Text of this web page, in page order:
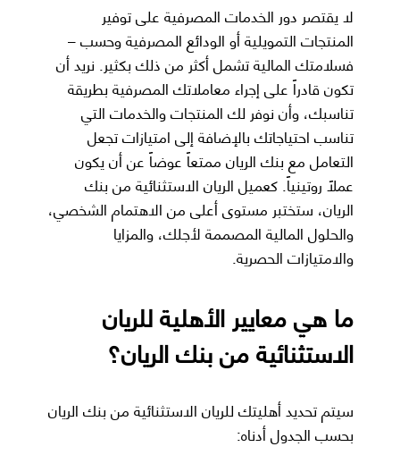
لا يقتصر دور الخدمات المصرفية على توفير
المنتجات التمويلية أو الودائع المصرفية وحسب –
فسلامتك المالية تشمل أكثر من ذلك بكثير. نريد أن
تكون قادراً على إجراء معاملاتك المصرفية بطريقة
تناسبك، وأن نوفر لك المنتجات والخدمات التي
تناسب احتياجاتك بالإضافة إلى امتيازات تجعل
التعامل مع بنك الريان ممتعاً عوضاً عن أن يكون
عملاً روتينياً. كعميل الريان الاستثنائية من بنك
الريان، ستختبر مستوى أعلى من الاهتمام الشخصي،
والحلول المالية المصممة لأجلك، والمزايا
والامتيازات الحصرية.
ما هي معايير الأهلية للريان
الاستثنائية من بنك الريان؟
سيتم تحديد أهليتك للريان الاستثنائية من بنك الريان
بحسب الجدول أدناه: